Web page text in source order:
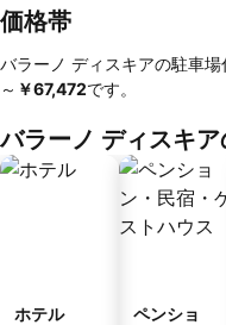
価格帯
バラーノ ディスキアの駐車
～ ‎￥67,472です。
バラーノ ディスキ
ホテル
ペンショ